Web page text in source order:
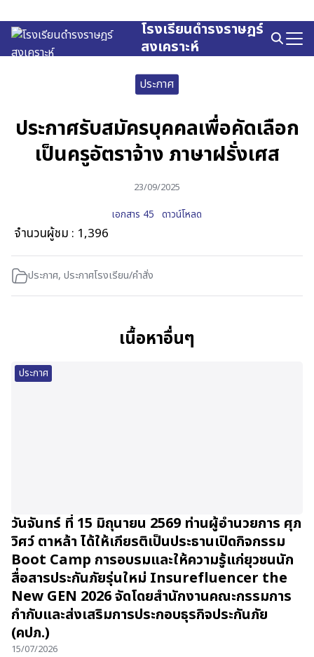
to
content
โรงเรียนดำรงราษฎร์
สงเคราะห์
Search
for:
ประกาศ
ประกาศรับสมัครบุคคลเพื่อคัดเลือก
เป็นครูอัตราจ้าง ภาษาฝรั่งเศส
23/09/2025
เอกสาร 45 ดาวน์โหลด
จำนวนผู้ชม : 1,396
ประกาศ, ประกาศโรงเรียน/คำสั่ง
เนื้อหาอื่นๆ
ประกาศ
วันจันทร์ ที่ 15 มิถุนายน 2569 ท่านผู้อำนวยการ ศุภ
วิศว์ ตาหล้า ได้ให้เกียรติเป็นประธานเปิดกิจกรรม
Boot Camp การอบรมและให้ความรู้แก่ยุวชนนัก
สื่อสารประกันภัยรุ่นใหม่ Insurefluencer the
New GEN 2026 จัดโดยสำนักงานคณะกรรมการ
กำกับและส่งเสริมการประกอบธุรกิจประกันภัย
(คปภ.)
15/07/2026